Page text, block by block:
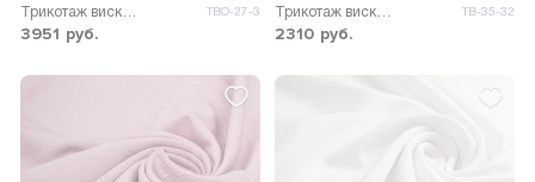
ТВО-27-3
3951 руб.
ТВ-35-32
2310 руб.